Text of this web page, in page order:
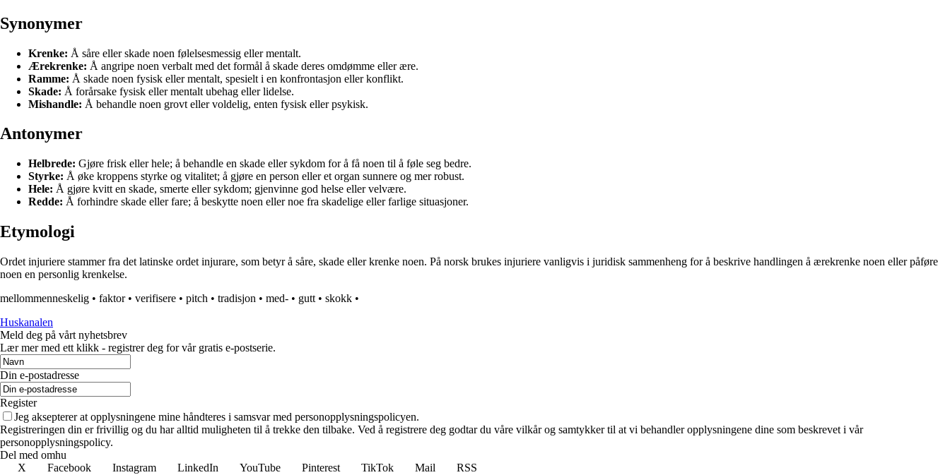
Synonymer
Krenke: Å såre eller skade noen følelsesmessig eller mentalt.
Ærekrenke: Å angripe noen verbalt med det formål å skade deres omdømme eller ære.
Ramme: Å skade noen fysisk eller mentalt, spesielt i en konfrontasjon eller konflikt.
Skade: Å forårsake fysisk eller mentalt ubehag eller lidelse.
Mishandle: Å behandle noen grovt eller voldelig, enten fysisk eller psykisk.
Antonymer
Helbrede: Gjøre frisk eller hele; å behandle en skade eller sykdom for å få noen til å føle seg bedre.
Styrke: Å øke kroppens styrke og vitalitet; å gjøre en person eller et organ sunnere og mer robust.
Hele: Å gjøre kvitt en skade, smerte eller sykdom; gjenvinne god helse eller velvære.
Redde: Å forhindre skade eller fare; å beskytte noen eller noe fra skadelige eller farlige situasjoner.
Etymologi
Ordet injuriere stammer fra det latinske ordet injurare, som betyr å såre, skade eller krenke noen. På norsk brukes injuriere vanligvis i juridisk sammenheng for å beskrive handlingen å ærekrenke noen eller påføre
noen en personlig krenkelse.
mellommenneskelig • faktor• verifisere • pitch • tradisjon • med- • gutt • skokk •
Huskanalen
Meld deg på vårt nyhetsbrev
Lær mer med ett klikk - registrer deg for vår gratis e-postserie.
Din e-postadresse
Register
Jeg aksepterer at opplysningene mine håndteres i samsvar med personopplysningspolicyen.
Registreringen din er frivillig og du har alltid muligheten til å trekke den tilbake. Ved å registrere deg godtar du våre vilkår og samtykker til at vi behandler opplysningene dine som beskrevet i vår
personopplysningspolicy.
Del med omhu
X
Facebook Instagram LinkedIn YouTube Pinterest TikTok Mail RSS